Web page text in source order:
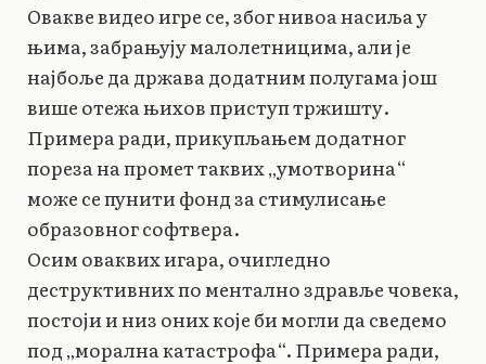
Овакве видео игре се, због нивоа насиља у
њима, забрањују малолетницима, али је
најбоље да држава додатним полугама још
више отежа њихов приступ тржишту.
Примера ради, прикупљањем додатног
пореза на промет таквих „умотворина“
може се пунити фонд за стимулисање
образовног софтвера.
Осим оваквих игара, очигледно
деструктивних по ментално здравље човека,
постоји и низ оних које би могли да сведемо
под „морална катастрофа“. Примера ради,